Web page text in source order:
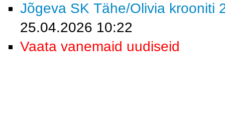
Jõgeva SK Tähe/Olivia krooniti
25.04.2026 10:22
Vaata vanemaid uudiseid